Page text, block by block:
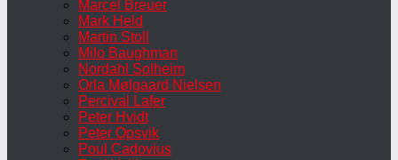
Marcel Breuer
Mark Held
Martin Stoll
Milo Baughman
Nordahl Solheim
Orla Mølgaard Nielsen
Percival Lafer
Peter Hvidt
Peter Opsvik
Poul Cadovius